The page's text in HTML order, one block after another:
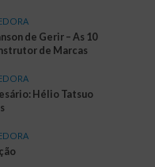
de Gerir – As 10
de Marcas
Hélio Tatsuo